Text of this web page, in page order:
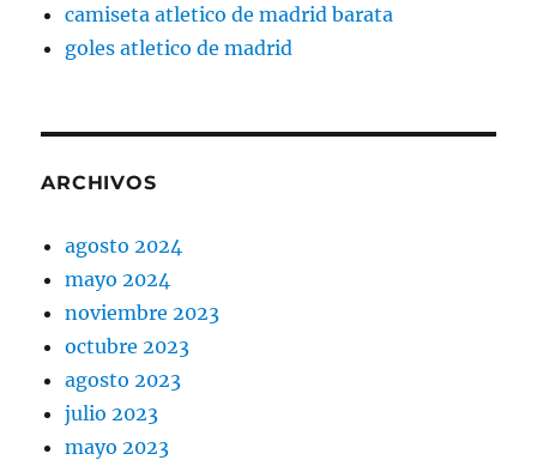
camiseta atletico de madrid barata
goles atletico de madrid
ARCHIVOS
agosto 2024
mayo 2024
noviembre 2023
octubre 2023
agosto 2023
julio 2023
mayo 2023